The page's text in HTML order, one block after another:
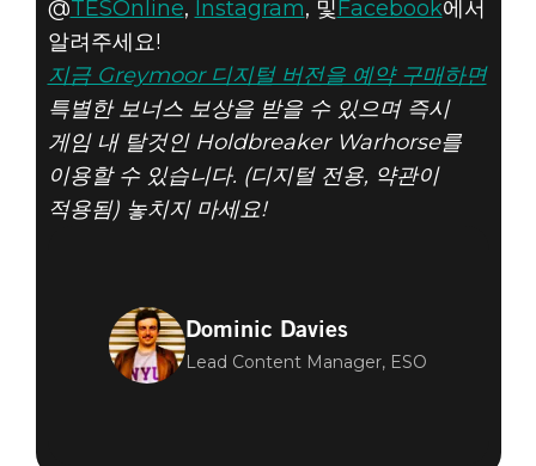
@TESOnline, Instagram, 및Facebook에서
알려주세요!
지금 Greymoor 디지털 버전을 예약 구매하면
특별한 보너스 보상을 받을 수 있으며 즉시
게임 내 탈것인 Holdbreaker Warhorse를
이용할 수 있습니다. (디지털 전용, 약관이
적용됨) 놓치지 마세요!
Dominic Davies
Lead Content Manager, ESO